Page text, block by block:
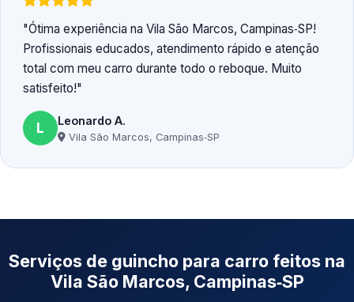
Ótima experiência na Vila São Marcos, Campinas‑SP!
Profissionais educados, atendimento rápido e atenção
total com meu carro durante todo o reboque. Muito
satisfeito!
L Leonardo A.
Vila São Marcos, Campinas‑SP
Serviços de guincho para carro feitos na
Vila São Marcos, Campinas‑SP